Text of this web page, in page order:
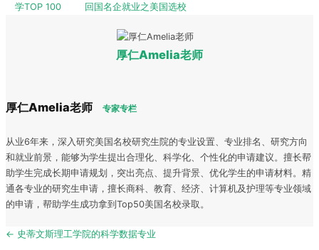
学TOP 100
回国名企就业之美国选校
厚仁Amelia老师
厚仁Amelia老师 专家专栏
从业6年来，深入研究美国名校研究生院的专业设置、专业排名、研究方向
和就业前景，能够为学生提出合理化、科学化、个性化的申请建议。擅长帮
助学生完成长期申请规划，突出亮点、提升背景、优化学生的申请材料。精
通各专业的研究生申请，擅长商科、教育、经济、计算机及护理等专业领域
的申请，帮助学生成功拿到Top50美国名校录取。
Post
← 史蒂文斯理工学院的科学数据专业